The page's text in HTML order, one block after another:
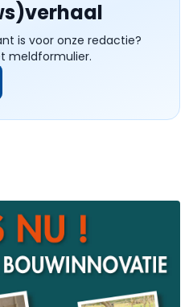
is voor onze redactie?
meldformulier.